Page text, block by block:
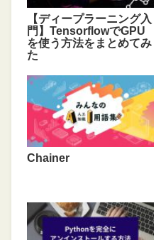
【ディープラーニング入
門】TensorflowでGPU
を使う方法をまとめてみ
た
Chainer